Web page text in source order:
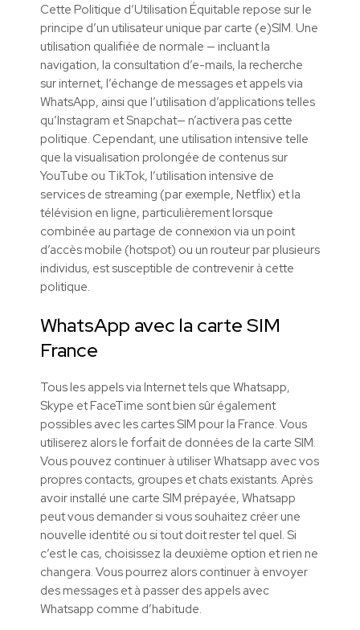
Cette Politique d’Utilisation Équitable repose sur le
principe d’un utilisateur unique par carte (e)SIM. Une
utilisation qualifiée de normale — incluant la
navigation, la consultation d’e-mails, la recherche
sur internet, l’échange de messages et appels via
WhatsApp, ainsi que l’utilisation d’applications telles
qu’Instagram et Snapchat— n’activera pas cette
politique. Cependant, une utilisation intensive telle
que la visualisation prolongée de contenus sur
YouTube ou TikTok, l’utilisation intensive de
services de streaming (par exemple, Netflix) et la
télévision en ligne, particulièrement lorsque
combinée au partage de connexion via un point
d’accès mobile (hotspot) ou un routeur par plusieurs
individus, est susceptible de contrevenir à cette
politique.
WhatsApp avec la carte SIM
France
Tous les appels via Internet tels que Whatsapp,
Skype et FaceTime sont bien sûr également
possibles avec les cartes SIM pour la France. Vous
utiliserez alors le forfait de données de la carte SIM.
Vous pouvez continuer à utiliser Whatsapp avec vos
propres contacts, groupes et chats existants. Après
avoir installé une carte SIM prépayée, Whatsapp
peut vous demander si vous souhaitez créer une
nouvelle identité ou si tout doit rester tel quel. Si
c’est le cas, choisissez la deuxième option et rien ne
changera. Vous pourrez alors continuer à envoyer
des messages et à passer des appels avec
Whatsapp comme d’habitude.